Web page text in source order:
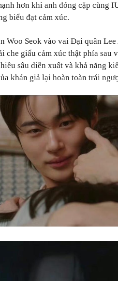
hơn khi anh đóng cặp cùng
biểu đạt cảm xúc.
Woo Seok vào vai Đại quân
che giấu cảm xúc thật phía sau
sâu diễn xuất và khả năng
khán giả lại hoàn toàn trái